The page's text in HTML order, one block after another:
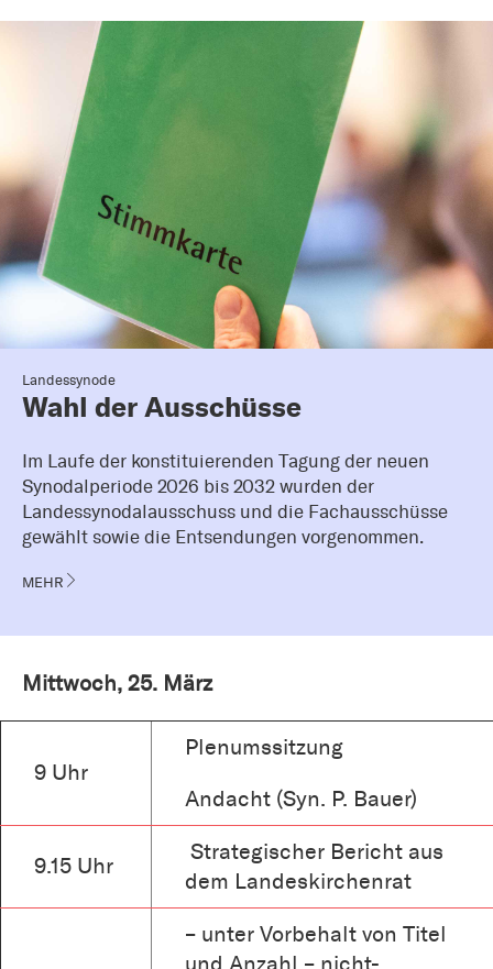
Landessynode
Wahl der Ausschüsse
Im Laufe der konstituierenden Tagung der neuen
Synodalperiode 2026 bis 2032 wurden der
Landessynodalausschuss und die Fachausschüsse
gewählt sowie die Entsendungen vorgenommen.
MEHR
Mittwoch, 25. März
9 Uhr
Plenumssitzung
Andacht (Syn. P. Bauer)
9.15 Uhr
Strategischer Bericht aus
dem Landeskirchenrat
– unter Vorbehalt von Titel
und Anzahl – nicht-